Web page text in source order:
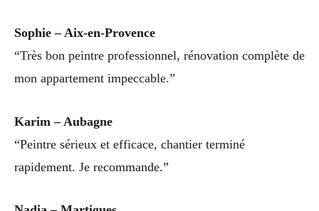
Sophie – Aix-en-Provence
“Très bon peintre professionnel, rénovation complète de
mon appartement impeccable.”
Karim – Aubagne
“Peintre sérieux et efficace, chantier terminé
rapidement. Je recommande.”